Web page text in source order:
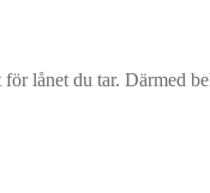
lånet du tar. Därmed